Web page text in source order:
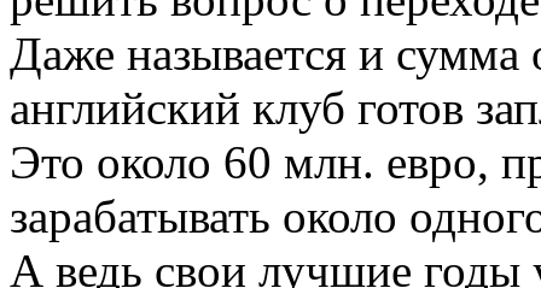
Даже называется и
английский клуб готов
Это около 60 млн. евро,
зарабатывать около
А ведь свои лучшие годы